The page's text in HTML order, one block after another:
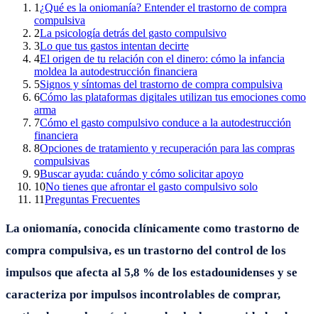
1 ¿Qué es la oniomanía? Entender el trastorno de compra
compulsiva
2La psicología detrás del gasto compulsivo
3Lo que tus gastos intentan decirte
4El origen de tu relación con el dinero: cómo la infancia
moldea la autodestrucción financiera
5Signos y síntomas del trastorno de compra compulsiva
6Cómo las plataformas digitales utilizan tus emociones como
arma
7Cómo el gasto compulsivo conduce a la autodestrucción
financiera
8Opciones de tratamiento y recuperación para las compras
compulsivas
9Buscar ayuda: cuándo y cómo solicitar apoyo
10No tienes que afrontar el gasto compulsivo solo
11Preguntas Frecuentes
La oniomanía, conocida clínicamente como trastorno de
compra compulsiva, es un trastorno del control de los
impulsos que afecta al 5,8 % de los estadounidenses y se
caracteriza por impulsos incontrolables de comprar,